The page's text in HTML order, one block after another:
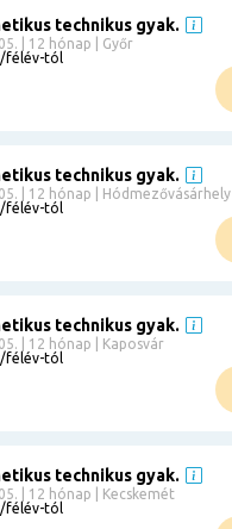
technikus gyak.
| 12 hónap | Győr
félév-tól
technikus gyak.
| 12 hónap | Hódmezővásárhely
félév-tól
technikus gyak.
| 12 hónap | Kaposvár
félév-tól
technikus gyak.
| 12 hónap | Kecskemét
félév-tól